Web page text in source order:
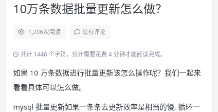
10万条数据批量更新怎么做？
1,206次阅读 没有评论
共计 1446 个字符，预计需要花费 4 分钟才能阅读完成。
如果 10 万条数据进行批量更新该怎么操作呢？我们一起来
看看具体可以怎么做。
mysql 批量更新如果一条条去更新效率是相当的慢, 循环一